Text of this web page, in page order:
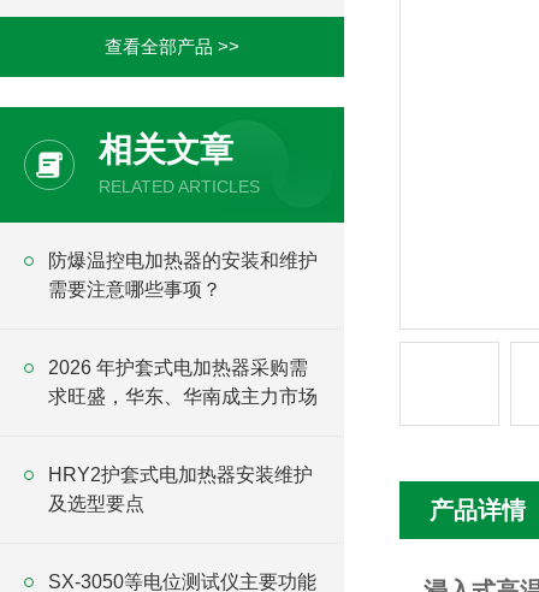
查看全部产品 >>
相关文章
RELATED ARTICLES
防爆温控电加热器的安装和维护
需要注意哪些事项？
2026 年护套式电加热器采购需
求旺盛，华东、华南成主力市场
HRY2护套式电加热器安装维护
及选型要点
SX-3050等电位测试仪主要功能
产品详情